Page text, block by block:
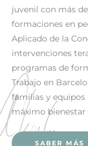
juvenil con más
formaciones en
Aplicado de la
intervenciones
programas de
Trabajo en
familias y
máximo bienestar
SABER MÁS